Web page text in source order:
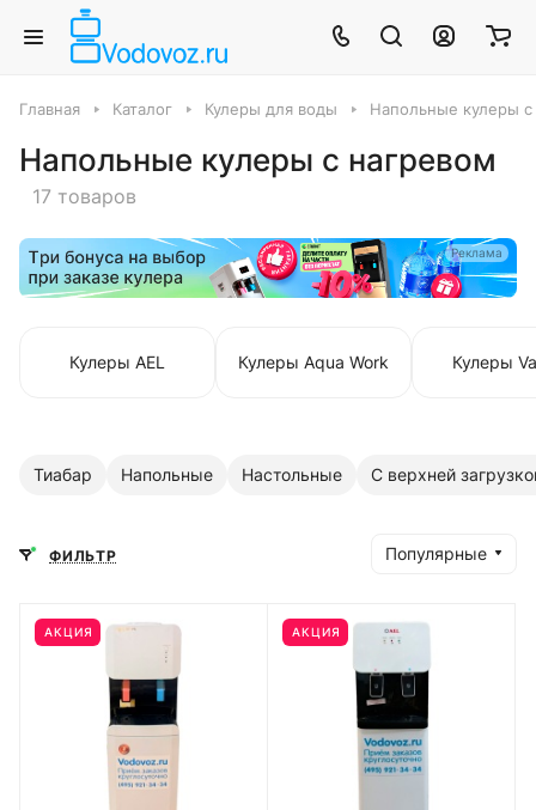
Главная Каталог Кулеры для воды Напольные кулеры с
Напольные кулеры с нагревом
17 товаров
Реклама
Кулеры AEL Кулеры Aqua Work Кулеры
Тиабар Напольные Настольные С верхней
ФИЛЬТР Популярные
АКЦИЯ АКЦИЯ